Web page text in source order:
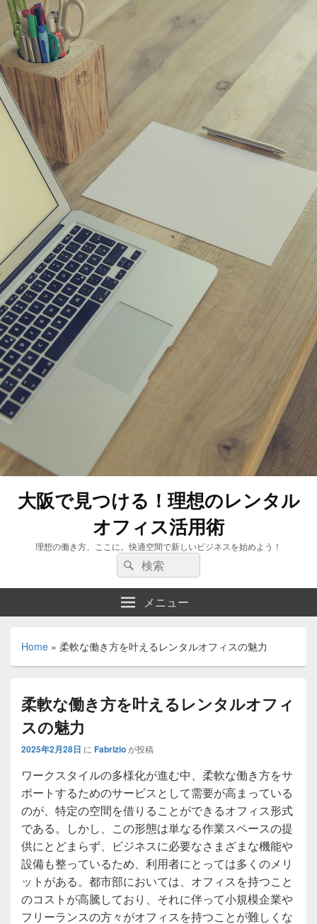
大阪で見つける！理想のレンタル
オフィス活用術
理想の働き方、ここに。快適空間で新しいビジネスを始めよう！
検
索:
検
索
メニュー
Home » 柔軟な働き方を叶えるレンタルオフィスの魅力
柔軟な働き方を叶えるレンタルオフィ
スの魅力
2025年2月28日 に Fabrizioが投稿
ワークスタイルの多様化が進む中、柔軟な働き方をサ
ポートするためのサービスとして需要が高まっている
のが、特定の空間を借りることができるオフィス形式
である。
しかし、この形態は単なる作業スペースの提
供にとどまらず、ビジネスに必要なさまざまな機能や
設備も整っているため、利用者にとっては多くのメリ
ットがある。都市部においては、オフィスを持つこと
のコストが高騰しており、それに伴って小規模企業や
フリーランスの方々がオフィスを持つことが難しくな